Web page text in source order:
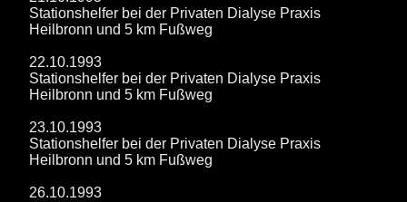
Stationshelfer bei der Privaten Dialyse Praxis
Heilbronn und 5 km Fußweg
22.10.1993
Stationshelfer bei der Privaten Dialyse Praxis
Heilbronn und 5 km Fußweg
23.10.1993
Stationshelfer bei der Privaten Dialyse Praxis
Heilbronn und 5 km Fußweg
26.10.1993